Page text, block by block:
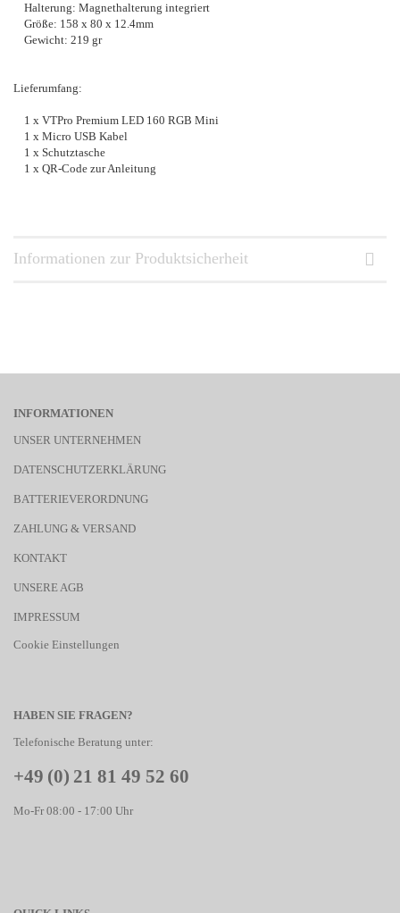
Halterung: Magnethalterung integriert
Größe: 158 x 80 x 12.4mm
Gewicht: 219 gr
Lieferumfang:
1 x VTPro Premium LED 160 RGB Mini
1 x Micro USB Kabel
1 x Schutztasche
1 x QR-Code zur Anleitung
Informationen zur Produktsicherheit
INFORMATIONEN
UNSER UNTERNEHMEN
DATENSCHUTZERKLÄRUNG
BATTERIEVERORDNUNG
ZAHLUNG & VERSAND
KONTAKT
UNSERE AGB
IMPRESSUM
Cookie Einstellungen
HABEN SIE FRAGEN?
Telefonische Beratung unter:
+49 (0) 21 81 49 52 60
Mo-Fr 08:00 - 17:00 Uhr